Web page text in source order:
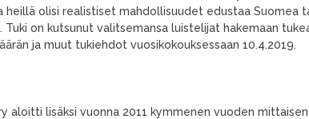
heillä olisi realistiset mahdollisuudet edustaa Suomea
Tuki on kutsunut valitsemansa luistelijat hakemaan
ja muut tukiehdot vuosikokouksessaan 10.4.2019.
aloitti lisäksi vuonna 2011 kymmenen vuoden